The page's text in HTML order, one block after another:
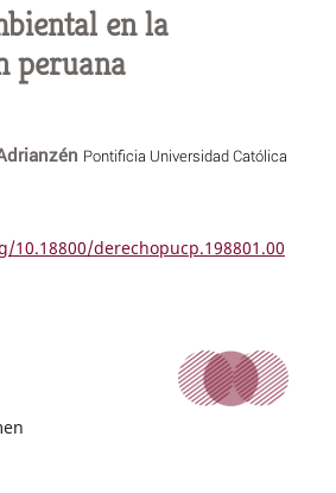
en la
peruana
Pontificia Universidad Católica
10.18800/derechopucp.198801.00